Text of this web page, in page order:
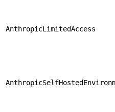
AnthropicLimitedAccess